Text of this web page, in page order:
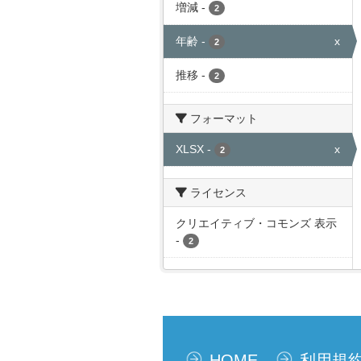
増減 - 2
年齢 - 2 x
推移 - 2
フォーマット
XLSX - 2 x
ライセンス
クリエイティブ・コモンズ 表示
-
2